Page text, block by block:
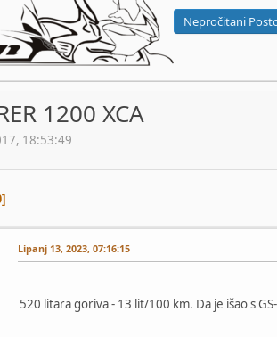
Nepročitani
1200 XCA
18:53:49
Lipanj 13, 2023, 07:16:15
520 litara goriva - 13 lit/100 km. Da je išao s